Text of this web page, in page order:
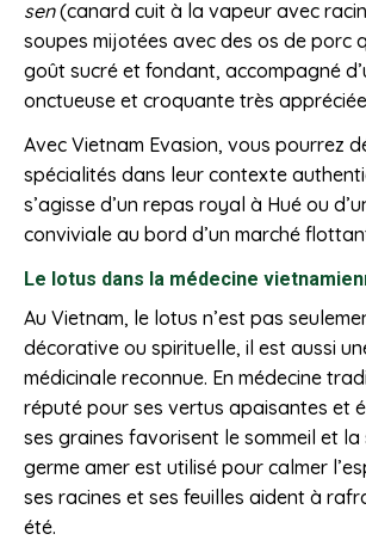
sen(canard cuit à la vapeur avec
soupes mijotées avec des os de porc
goût sucré et fondant, accompagné
onctueuse et croquante très
Avec Vietnam Evasion, vous pourrez
spécialités dans leur contexte
s’agisse d’un repas royal à Hué ou
conviviale au bord d’un marché
Le lotus dans la médecine
Au Vietnam, le lotus n’est pas
décorative ou spirituelle, il est aussi
médicinale reconnue. En médecine
réputé pour ses vertus apaisantes et
ses graines favorisent le sommeil et la
germe amer est utilisé pour calmer
ses racines et ses feuilles aident à
été.